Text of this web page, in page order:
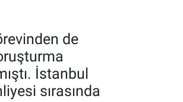
de
İstanbul
sırasında